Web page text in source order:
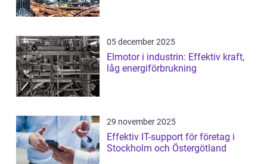
05 december 2025
Elmotor i industrin: Effektiv kraft,
låg energiförbrukning
29 november 2025
Effektiv IT-support för företag i
Stockholm och Östergötland